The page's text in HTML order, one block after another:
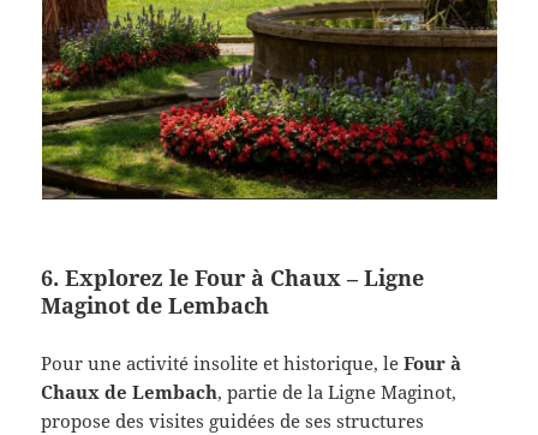
6.Explorez le Four à Chaux – Ligne
Maginot de Lembach
Pour une activité insolite et historique, leFour à
Chaux de Lembach, partie de la Ligne Maginot,
propose des visites guidées de ses structures